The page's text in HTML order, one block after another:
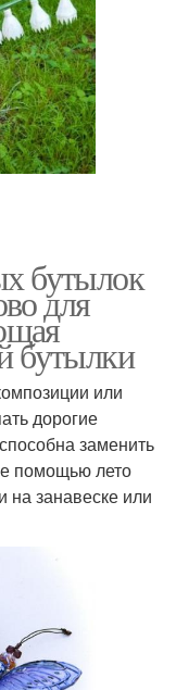
бутылок
для
бутылки
или
дорогие
заменить
помощью лето
на занавеске или